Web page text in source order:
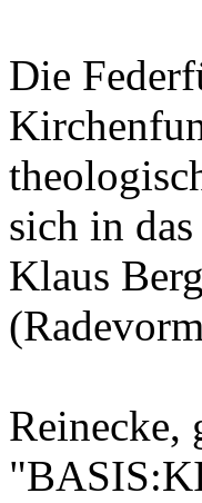
Die
sich in
Klaus
Reinecke,